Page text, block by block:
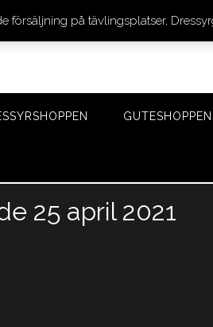
GUTESHOPPEN
25 april 2021
försäljning på tävlingsplatser,